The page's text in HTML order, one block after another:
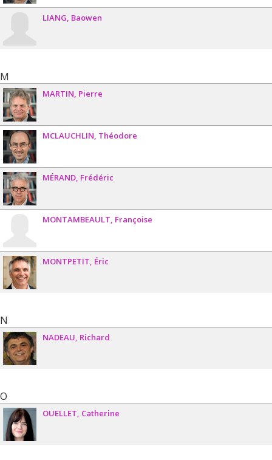
LIANG Baowen
M
MARTIN Pierre
MCLAUCHLIN Théodore
MÉRAND Frédéric
MONTAMBEAULT Françoise
MONTPETIT Éric
N
NADEAU Richard
O
OUELLET Catherine